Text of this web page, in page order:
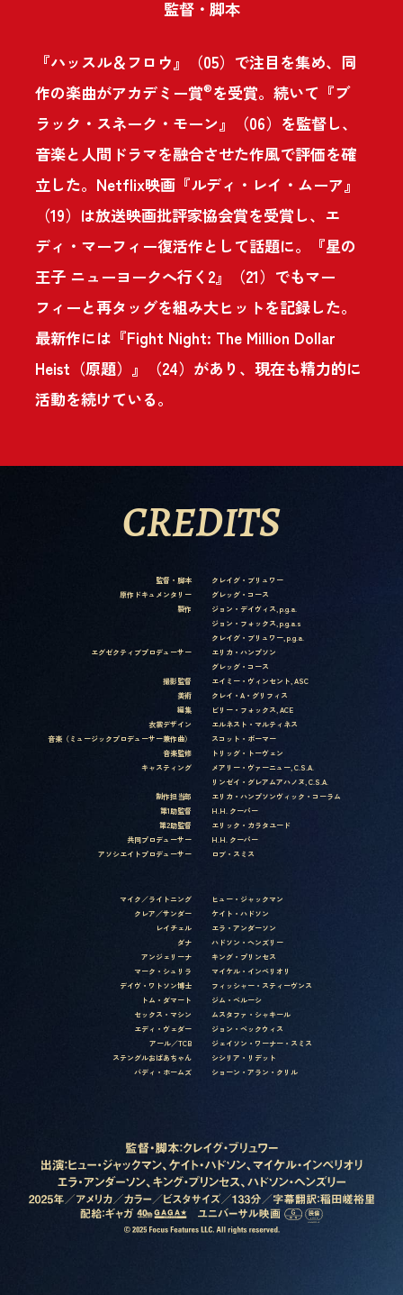
監督・脚本
『ハッスル＆フロウ』（05）で注目を集め、同
作の楽曲がアカデミー賞®を受賞。続いて『ブ
ラック・スネーク・モーン』（06）を監督し、
音楽と人間ドラマを融合させた作風で評価を確
立した。Netflix映画『ルディ・レイ・ムーア』
（19）は放送映画批評家協会賞を受賞し、エ
ディ・マーフィー復活作として話題に。『星の
王子 ニューヨークへ行く2』（21）でもマー
フィーと再タッグを組み大ヒットを記録した。
最新作には『Fight Night: The Million Dollar
Heist（原題）』（24）があり、現在も精力的に
活動を続けている。
CREDITS
監督・脚本
クレイグ・ブリュワー
原作ドキュメンタリー
グレッグ・コース
製作
ジョン・デイヴィス, p.g.a.
ジョン・フォックス, p.g.a.s
クレイグ・ブリュワー, p.g.a.
エグゼクティブプロデューサー
エリカ・ハンプソン
グレッグ・コース
撮影監督
エイミー・ヴィンセント, ASC
美術
クレイ・A・グリフィス
編集
ビリー・フォックス, ACE
衣裳デザイン
エルネスト・マルティネス
音楽（ミュージックプロデューサー兼作曲）
スコット・ボーマー
音楽監修
トリッグ・トーヴェン
キャスティング
メアリー・ヴァーニュー, C.S.A.
リンゼイ・グレアムアハノヌ, C.S.A.
制作担当部
エリカ・ハンプソンヴィック・コーラム
第1助監督
H.H. クーパー
第2助監督
エリック・カラタユード
共同プロデューサー
H.H. クーパー
アソシエイトプロデューサー
ロブ・スミス
マイク／ライトニング
ヒュー・ジャックマン
クレア／サンダー
ケイト・ハドソン
レイチェル
エラ・アンダーソン
ダナ
ハドソン・ヘンズリー
アンジェリーナ
キング・プリンセス
マーク・シュリラ
マイケル・インペリオリ
デイヴ・ワトソン博士
フィッシャー・スティーヴンス
トム・ダマート
ジム・ベルーシ
セックス・マシン
ムスタファ・シャキール
エディ・ヴェダー
ジョン・ベックウィス
アール／TCB
ジェイソン・ワーナー・スミス
ステングルおばあちゃん
シシリア・リデット
バディ・ホームズ
ショーン・アラン・クリル